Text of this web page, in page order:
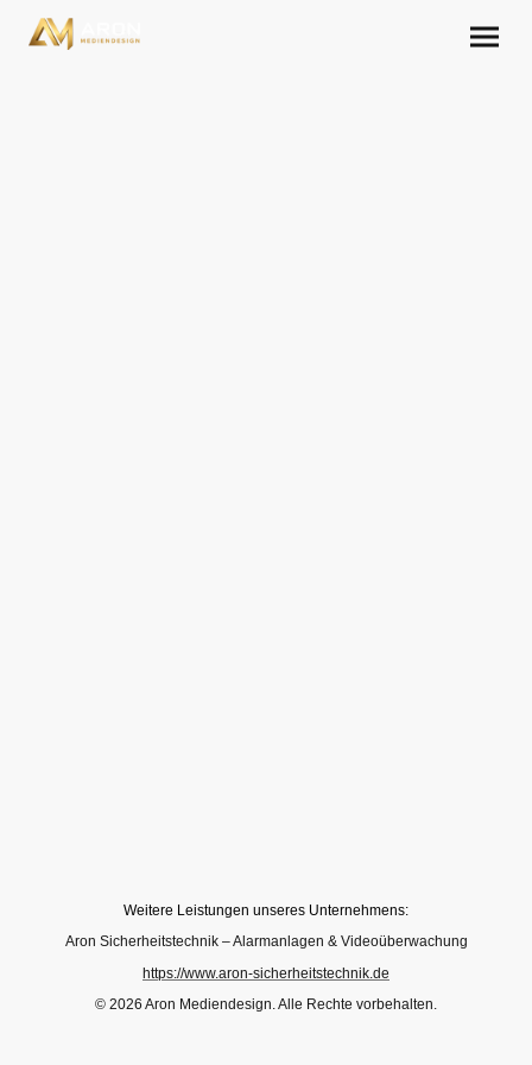
Weitere Leistungen unseres Unternehmens:
Aron Sicherheitstechnik – Alarmanlagen & Videoüberwachung
https://www.aron-sicherheitstechnik.de
© 2026 Aron Mediendesign. Alle Rechte vorbehalten.